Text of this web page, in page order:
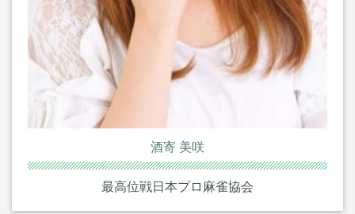
酒寄 美咲
最高位戦日本プロ麻雀協会